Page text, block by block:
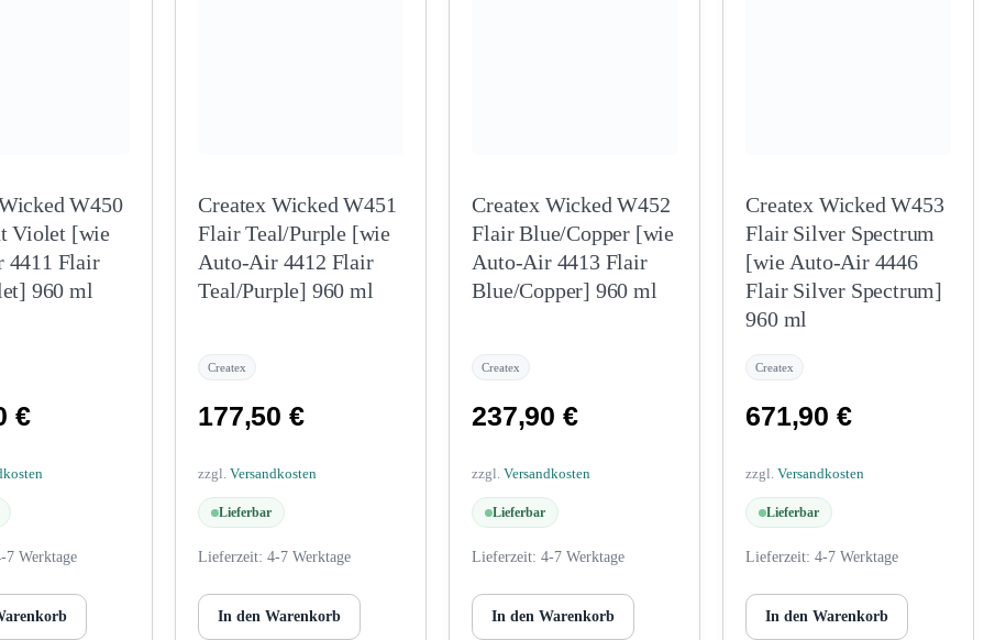
W450
Violet [wie
4411 Flair
960 ml
€
7 Werktage
Createx Wicked W451
Flair Teal/Purple [wie
Auto-Air 4412 Flair
Teal/Purple] 960 ml
Createx
177,50 €
zzgl.Versandkosten
Lieferbar
Lieferzeit:4-7 Werktage
In den Warenkorb
Createx Wicked W452
Flair Blue/Copper [wie
Auto-Air 4413 Flair
Blue/Copper] 960 ml
Createx
237,90 €
zzgl.Versandkosten
Lieferbar
Lieferzeit:4-7 Werktage
In den Warenkorb
Createx Wicked W453
Flair Silver Spectrum
[wie Auto-Air 4446
Flair Silver Spectrum]
960 ml
Createx
671,90 €
zzgl.Versandkosten
Lieferbar
Lieferzeit:4-7 Werktage
In den Warenkorb